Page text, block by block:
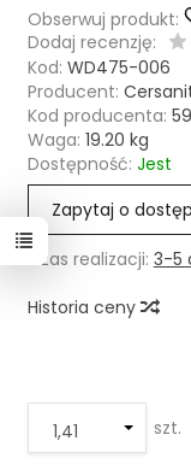
Obserwuj produkt:
Dodaj recenzję:
Kod: WD475-006
Producent:
Kod producenta:
Waga: 19.20 kg
Dostępność: Jest
Zapytaj o
Czas realizacji: 3-5
Historia ceny
szt.